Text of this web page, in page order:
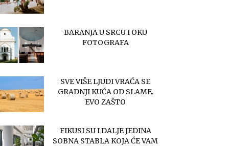
BARANJA U SRCU I OKU
FOTOGRAFA
SVE VIŠE LJUDI VRAĆA SE
GRADNJI KUĆA OD SLAME.
EVO ZAŠTO
FIKUSI SU I DALJE JEDINA
SOBNA STABLA KOJA ĆE VAM